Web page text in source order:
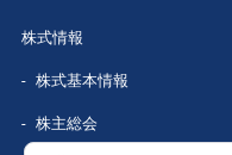
株式情報
株式基本情報
株主総会